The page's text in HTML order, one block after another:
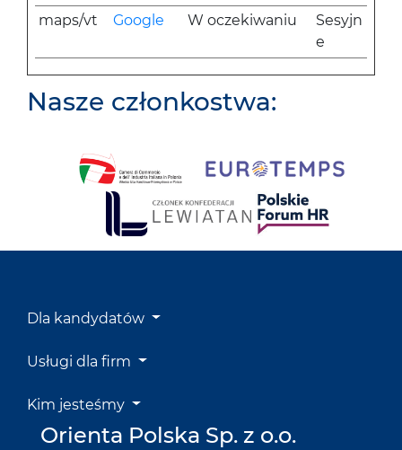
maps/vt
Google W oczekiwaniu
Sesyjn
e
Nasze członkostwa:
Dla kandydatów
Usługi dla firm
Kim jesteśmy
Orienta Polska Sp. z o.o.